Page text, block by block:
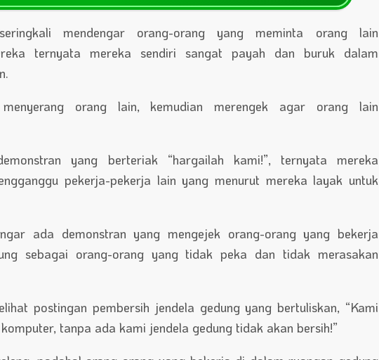
mendengar orang-orang yang meminta orang lain
ternyata mereka sendiri sangat payah dan buruk dalam
menyerang orang lain, kemudian merengek agar orang lain
yang berteriak “hargailah kami!”, ternyata mereka
pekerja-pekerja lain yang menurut mereka layak untuk
ada demonstran yang mengejek orang-orang yang bekerja
sebagai orang-orang yang tidak peka dan tidak merasakan
postingan pembersih jendela gedung yang bertuliskan, “Kami
tanpa ada kami jendela gedung tidak akan bersih!”